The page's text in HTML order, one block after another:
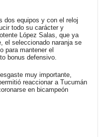
dos equipos y con el reloj
todo su carácter y
López Salas, que ya
el seleccionado naranja se
para mantener el
bonus defensivo.
muy importante,
reaccionar a Tucumán
en bicampeón